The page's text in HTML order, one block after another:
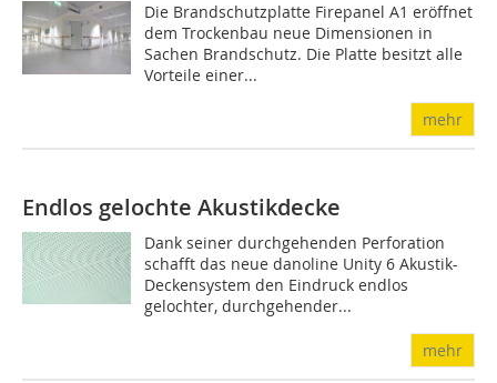
Die Brandschutzplatte Firepanel A1 eröffnet
dem Trockenbau neue Dimensionen in
Sachen Brandschutz. Die Platte besitzt alle
Vorteile einer...
mehr
Endlos gelochte Akustikdecke
Dank seiner durchgehenden Perforation
schafft das neue danoline Unity 6 Akustik-
Deckensystem den Eindruck endlos
gelochter, durchgehender...
mehr